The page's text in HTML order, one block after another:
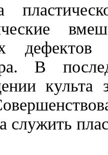
дефектов
В
культа
служить